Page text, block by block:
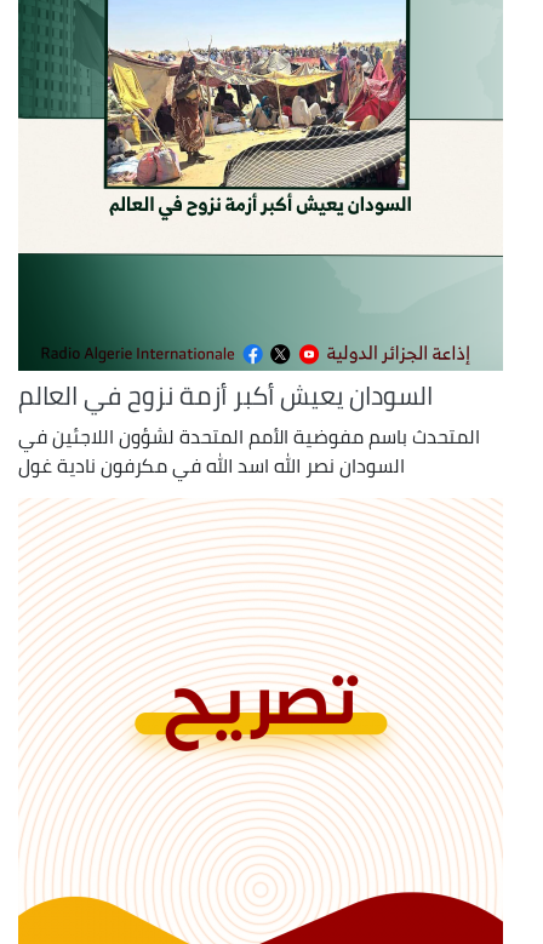
السودان يعيش أكبر أزمة نزوح في العالم
المتحدث باسم مفوضية الأمم المتحدة لشؤون اللاجئين في
السودان نصر الله اسد الله في مكرفون نادية غول